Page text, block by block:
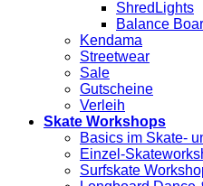
ShredLights
Balance
Kendama
Streetwear
Sale
Gutscheine
Verleih
Skate Workshops
Basics im Skate-
Einzel-
Surfskate